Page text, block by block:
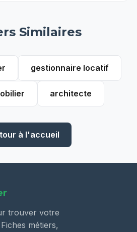
Similaires
gestionnaire locatif
architecte
à l'accueil
trouver votre
métiers,